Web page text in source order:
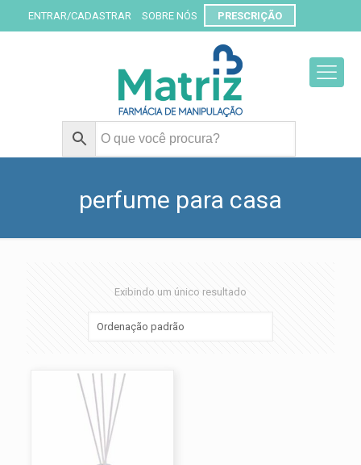
ENTRAR/CADASTRAR SOBRE NÓS PRESCRIÇÃO
perfume para casa
Exibindo um único resultado